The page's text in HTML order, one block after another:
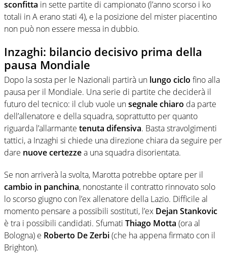
sconfitta in sette partite di campionato (l’anno scorso i ko
totali in A erano stati 4), e la posizione del mister piacentino
non può non essere messa in dubbio.
Inzaghi: bilancio decisivo prima della
pausa Mondiale
Dopo la sosta per le Nazionali partirà un lungo ciclo fino alla
pausa per il Mondiale. Una serie di partite che deciderà il
futuro del tecnico: il club vuole unsegnale chiaro da parte
dell’allenatore e della squadra, soprattutto per quanto
riguarda l’allarmante tenuta difensiva. Basta stravolgimenti
tattici, a Inzaghi si chiede una direzione chiara da seguire per
dare nuove certezzea una squadra disorientata.
Se non arriverà la svolta, Marotta potrebbe optare per il
cambio in panchina, nonostante il contratto rinnovato solo
lo scorso giugno con l’ex allenatore della Lazio. Difficile al
momento pensare a possibili sostituti, l’ex Dejan Stankovic
è tra i possibili candidati. Sfumati Thiago Motta (ora al
Bologna) e Roberto De Zerbi(che ha appena firmato con il
Brighton).